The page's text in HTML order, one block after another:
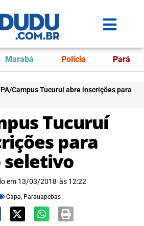
Marabá Polícia Pará
Campus Tucuruí abre inscrições para
Tucuruí
para
seletivo
em 13/03/2018 às 12:22
Capa, Parauapebas